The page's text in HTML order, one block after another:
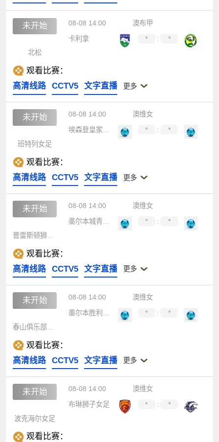
未开始 08-08 14:00
澳布甲
卡利拿
* :
*
北松
观看比赛：
高清线路
CCTV5 文字直播 更多
未开始 08-08 14:00
澳维女
埃森登皇家女足
* :
*
班特列女足
观看比赛：
高清线路
CCTV5 文字直播 更多
未开始 08-08 14:00
澳维女
墨尔本城青年女足
* :
*
观看比赛：
高清线路
CCTV5 文字直播 更多
未开始 08-08 14:00
澳维女
* :
*
观看比赛：
高清线路
CCTV5 文字直播 更多
未开始 08-08 14:00
澳维女
布琳狮子女足
* :
*
波克海尔女足
观看比赛：